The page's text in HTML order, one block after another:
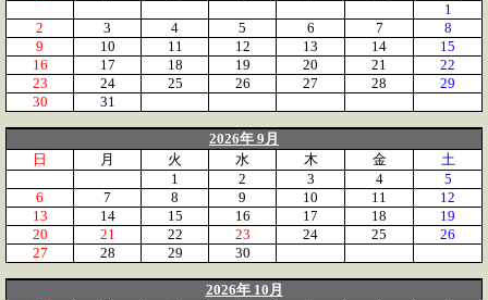
1
2
3 4 5 6 7
8
9
10 11 12 13 14
15
16
17 18 19 20 21
22
23
24 25 26 27 28
29
30
31
2026年 9月
日
月 火 水 木 金
土
1
2 3 4
5
6
7 8 9 10 11
12
13
14 15 16 17 18
19
20
21 22 23 24 25
26
27
28 29 30
2026年 10月